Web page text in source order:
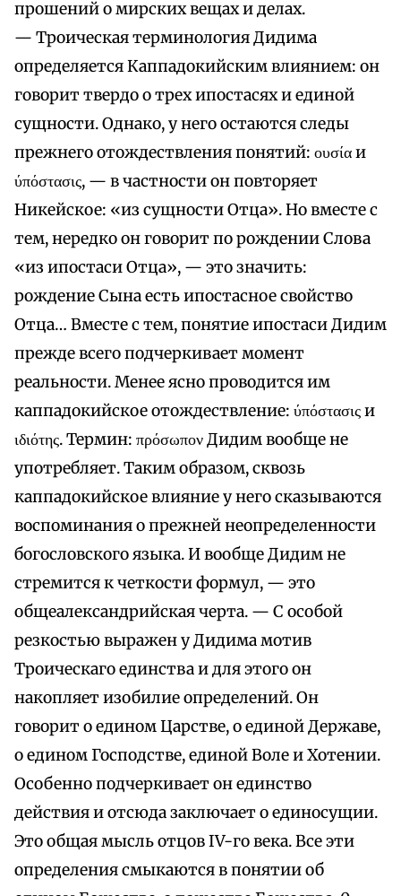
прошений о мирских вещах и делах.
— Троическая терминология Дидима
определяется Каппадокийским влиянием: он
говорит твердо о трех ипостасях и единой
сущности. Однако, у него остаются следы
прежнего отождествления понятий: ουσία и
ύπόστασις, — в частности он повторяет
Никейское: «из сущности Отца». Но вместе с
тем, нередко он говорит по рождении Слова
«из ипостаси Отца», — это значить:
рождение Сына есть ипостасное свойство
Отца… Вместе с тем, понятие ипостаси Дидим
прежде всего подчеркивает момент
реальности. Менее ясно проводится им
каппадокийское отождествление: ύπόστασις и
ιδιότης. Термин: πρόσωπον Дидим вообще не
употребляет. Таким образом, сквозь
каппадокийское влияние у него сказываются
воспоминания о прежней неопределенности
богословского языка. И вообще Дидим не
стремится к четкости формул, — это
общеалександрийская черта. — С особой
резкостью выражен у Дидима мотив
Троическаго единства и для этого он
накопляет изобилие определений. Он
говорит о едином Царстве, о единой Державе,
о едином Господстве, единой Воле и Хотении.
Особенно подчеркивает он единство
действия и отсюда заключает о единосущии.
Это общая мысль отцов IV-го века. Все эти
определения смыкаются в понятии об